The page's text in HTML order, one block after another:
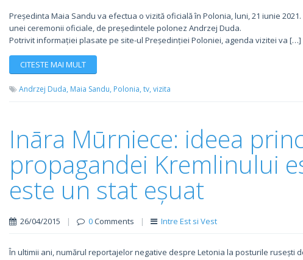
Președinta Maia Sandu va efectua o vizită oficială în Polonia, luni, 21 iunie
unei ceremonii oficiale, de președintele polonez Andrzej Duda.
Potrivit informației plasate pe site-ul Președinției Poloniei, agenda vizitei va […]
CITESTE MAI MULT
Andrzej Duda, Maia Sandu, Polonia, tv, vizita
Ināra Mūrniece: ideea
propagandei Kremlinului
este un stat eșuat
26/04/2015 | 0Comments | Intre Est si Vest
În ultimii ani, numărul reportajelor negative despre Letonia la posturile rusești